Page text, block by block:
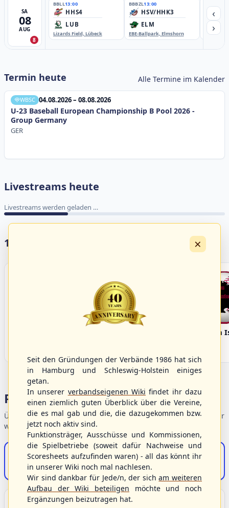
SA
08
AUG
8
BBLL13:00
HHS4
LUB
Lizards Field, Lübeck
BBBZL13:00
HSV/HHK3
ELM
EBE-Ballpark, Elmshorn
‹
›
Termin heute Alle Termine im Kalender
WBSC 04.08.2026 – 08.08.2026
U-23 Baseball European Championship B Pool 2026 -
Group Germany
GER
Livestreams heute
Livestreams werden geladen …
17 Vereine im S/HBV
Fehmarn
Portalbereiche
Übersicht der Verbandsbereiche – wählen Sie einen Einstieg für
weiterführende Informationen.
S/HBV-Shop
Der Onlineshop des S/HBV
Unser Sport
×
Seit den Gründungen der Verbände 1986 hat sich
in Hamburg und Schleswig-Holstein einiges
getan.
In unserer verbandseigenen Wiki findet ihr dazu
einen ziemlich guten Überblick über die Vereine,
die es mal gab und die, die dazugekommen bzw.
jetzt noch aktiv sind.
Funktionsträger, Ausschüsse und Kommissionen,
die Spielbetriebe (soweit dafür Nachweise und
Scoresheets aufzufinden waren) - all das könnt ihr
in unserer Wiki noch mal nachlesen.
Wir sind dankbar für Jede/n, der sicham weiteren
Aufbau der Wiki beteiligen möchte und noch
Ergänzungen beizutragen hat.